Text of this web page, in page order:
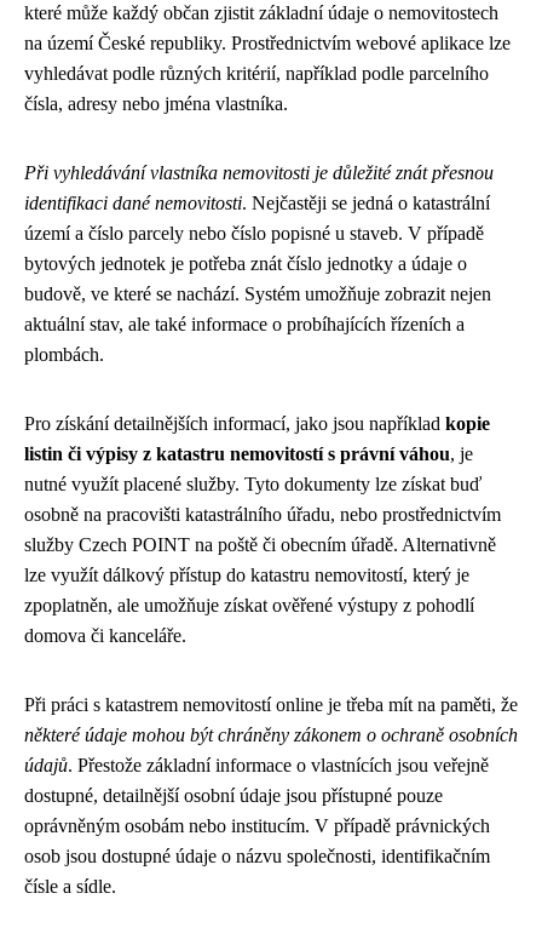
které může každý občan zjistit základní údaje o nemovitostech
na území České republiky. Prostřednictvím webové aplikace lze
vyhledávat podle různých kritérií, například podle parcelního
čísla, adresy nebo jména vlastníka.
Při vyhledávání vlastníka nemovitosti je důležité znát přesnou
identifikaci dané nemovitosti. Nejčastěji se jedná o katastrální
území a číslo parcely nebo číslo popisné u staveb. V případě
bytových jednotek je potřeba znát číslo jednotky a údaje o
budově, ve které se nachází. Systém umožňuje zobrazit nejen
aktuální stav, ale také informace o probíhajících řízeních a
plombách.
Pro získání detailnějších informací, jako jsou například kopie
listin či výpisy z katastru nemovitostí s právní váhou, je
nutné využít placené služby. Tyto dokumenty lze získat buď
osobně na pracovišti katastrálního úřadu, nebo prostřednictvím
služby Czech POINT na poště či obecním úřadě. Alternativně
lze využít dálkový přístup do katastru nemovitostí, který je
zpoplatněn, ale umožňuje získat ověřené výstupy z pohodlí
domova či kanceláře.
Při práci s katastrem nemovitostí online je třeba mít na paměti, že
některé údaje mohou být chráněny zákonem o ochraně osobních
údajů. Přestože základní informace o vlastnících jsou veřejně
dostupné, detailnější osobní údaje jsou přístupné pouze
oprávněným osobám nebo institucím. V případě právnických
osob jsou dostupné údaje o názvu společnosti, identifikačním
čísle a sídle.